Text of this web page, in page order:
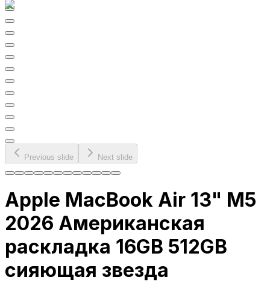
Previous slide Next slide
Apple MacBook Air 13" M5
2026 Американская
раскладка 16GB 512GB
сияющая звезда